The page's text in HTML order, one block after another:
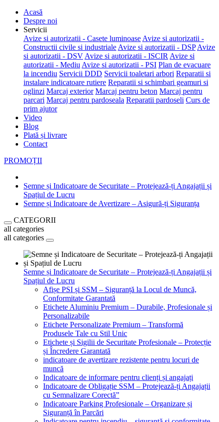
Acasă
Despre noi
Servicii
Avize si autorizatii - Casete luminoase Avize si autorizatii -
Constructii civile si industriale Avize si autorizatii - DSP Avize
si autorizatii - DSV Avize si autorizatii - ISCIR Avize si
autorizatii - Mediu Avize si autorizatii - PSI Plan de evacuare
la incendiu Servicii DDD Servicii toaletari arbori Reparatii si
instalare indicatoare rutiere Reparatii si schimbari geamuri si
oglinzi Marcaj exterior Marcaj pentru beton Marcaj pentru
parcari Marcaj pentru pardoseala Reparatii pardoseli Curs de
prim ajutor
Video
Blog
Plată și livrare
Contact
PROMOȚII
Semne și Indicatoare de Securitate – Protejează-ți Angajații și
Spațiul de Lucru
Semne și Indicatoare de Avertizare – Asigură-ți Siguranța
CATEGORII
all categories
all categories
Semne și Indicatoare de Securitate – Protejează-ți Angajații și
Spațiul de Lucru
Afișe PSI și SSM – Siguranță la Locul de Muncă,
Conformitate Garantată
Etichete Aluminiu Premium – Durabile, Profesionale și
Personalizabile
Etichete Personalizate Premium – Transformă
Produsele Tale cu Stil Unic
Etichete și Sigilii de Securitate Profesionale – Protecție
și Încredere Garantată
indicatoare de avertizare rezistente pentru locuri de
muncă
Indicatoare de informare pentru clienți și angajați
Indicatoare de Obligație SSM – Protejează-ți Angajații
cu Semnalizare Corectă”
Indicatoare Parking Profesionale – Organizare și
Siguranță în Parcări